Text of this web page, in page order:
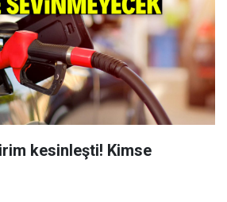
kesinleşti! Kimse